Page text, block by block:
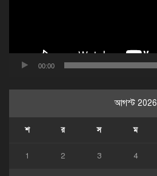
00:00
আগস্ট 2026
শ র স ম
1 2 3 4